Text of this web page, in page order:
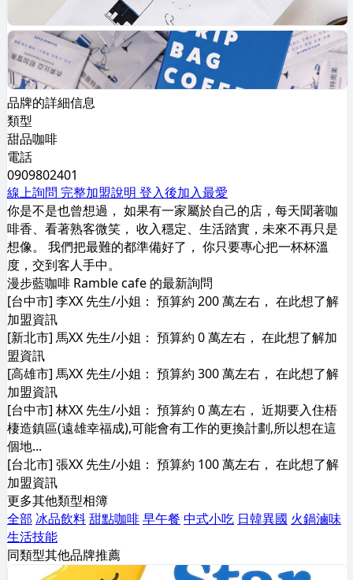
品牌的詳細信息
類型
甜品咖啡
電話
0909802401
線上詢問 完整加盟說明 登入後加入最愛
你是不是也曾想過， 如果有一家屬於自己的店，每天聞著咖
啡香、看著熟客微笑， 收入穩定、生活踏實，未來不再只是
想像。 我們把最難的都準備好了， 你只要專心把一杯杯溫
度，交到客人手中。
漫步藍咖啡 Ramble cafe 的最新詢問
[台中市] 李XX 先生/小姐： 預算約 200 萬左右， 在此想了解
加盟資訊
[新北市] 馬XX 先生/小姐： 預算約 0 萬左右， 在此想了解加
盟資訊
[高雄市] 馬XX 先生/小姐： 預算約 300 萬左右， 在此想了解
加盟資訊
[台中市] 林XX 先生/小姐： 預算約 0 萬左右， 近期要入住梧
棲造鎮區(遠雄幸福成),可能會有工作的更換計劃,所以想在這
個地...
[台北市] 張XX 先生/小姐： 預算約 100 萬左右， 在此想了解
加盟資訊
更多其他類型相簿
全部 冰品飲料甜點咖啡早午餐 中式小吃 日韓異國 火鍋滷味
生活技能
同類型其他品牌推薦